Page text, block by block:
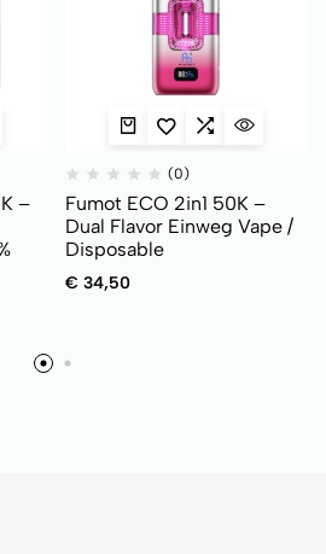
–
(0)
Fumot ECO 2in1 50K –
Dual Flavor Einweg Vape /
Disposable
€ 34,50